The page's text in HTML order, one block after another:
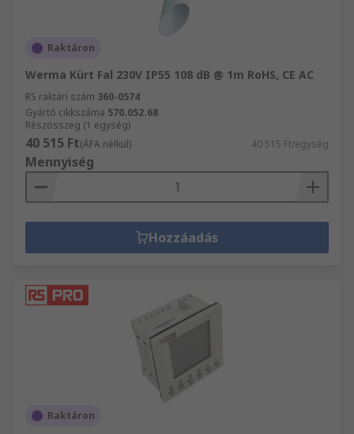
Raktáron
Werma Kürt Fal 230V IP55 108 dB @ 1m RoHS, CE AC
RS raktári szám 360-0574
Gyártó cikkszáma 570.052.68
Részösszeg (1 egység)
40 515 Ft(ÁFA nélkül) 40 515 Ft/egység
Mennyiség
Hozzáadás
Raktáron